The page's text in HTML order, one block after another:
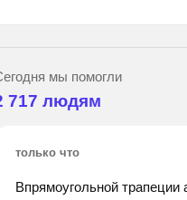
мы помогли
717 людям
только что
Впрямоугольной трапеции